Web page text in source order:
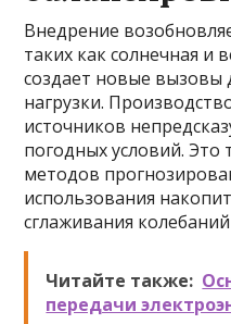
Внедрение
таких как солнечная и
создает новые вызовы
нагрузки.
источников
погодных условий. Это
методов
использования
сглаживания
Читайте также:
передачи